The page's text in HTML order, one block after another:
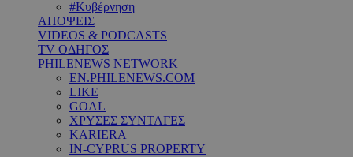
#Κυβέρνηση
ΑΠΟΨΕΙΣ
VIDEOS & PODCASTS
TV ΟΔΗΓΟΣ
PHILENEWS NETWORK
EN.PHILENEWS.COM
LIKE
GOAL
ΧΡΥΣΕΣ ΣΥΝΤΑΓΕΣ
KARIERA
IN-CYPRUS PROPERTY